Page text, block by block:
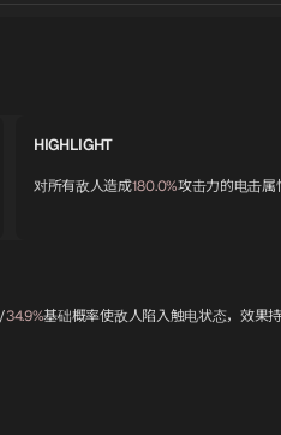
HIGHLIGHT
对所有敌人造成180.0%攻击力的电击属
/34.9%基础概率使敌人陷入触电状态，效果